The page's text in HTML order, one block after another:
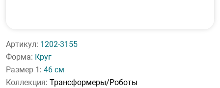
Артикул: 1202-3155
Форма: Круг
Размер 1: 46 см
Коллекция: Трансформеры/Роботы